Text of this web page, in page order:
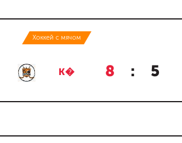
Хоккей с мячом
К� 8 : 5